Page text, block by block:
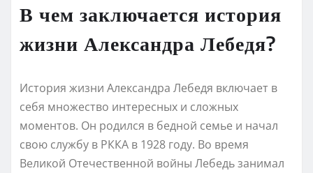
В чем заключается история
жизни Александра Лебедя?
История жизни Александра Лебедя включает в
себя множество интересных и сложных
моментов. Он родился в бедной семье и начал
свою службу в РККА в 1928 году. Во время
Великой Отечественной войны Лебедь занимал